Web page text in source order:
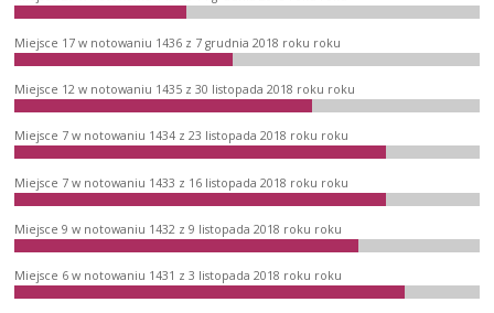
Miejsce 17 w notowaniu 1436 z 7 grudnia 2018 roku roku
Miejsce 12 w notowaniu 1435 z 30 listopada 2018 roku roku
Miejsce 7 w notowaniu 1434 z 23 listopada 2018 roku roku
Miejsce 7 w notowaniu 1433 z 16 listopada 2018 roku roku
Miejsce 9 w notowaniu 1432 z 9 listopada 2018 roku roku
Miejsce 6 w notowaniu 1431 z 3 listopada 2018 roku roku